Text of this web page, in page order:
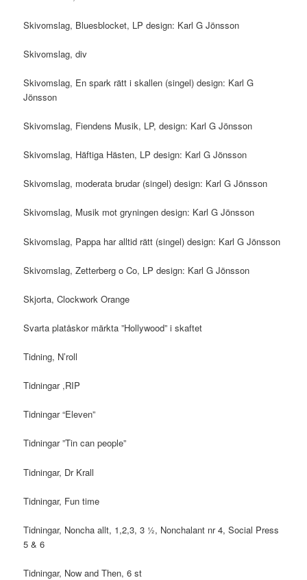
Skivomslag, Bluesblocket, LP design: Karl G Jönsson
Skivomslag, div
Skivomslag, En spark rätt i skallen (singel) design: Karl G
Jönsson
Skivomslag, Fiendens Musik, LP, design: Karl G Jönsson
Skivomslag, Häftiga Hästen, LP design: Karl G Jönsson
Skivomslag, moderata brudar (singel) design: Karl G Jönsson
Skivomslag, Musik mot gryningen design: Karl G Jönsson
Skivomslag, Pappa har alltid rätt (singel) design: Karl G Jönsson
Skivomslag, Zetterberg o Co, LP design: Karl G Jönsson
Skjorta, Clockwork Orange
Svarta platåskor märkta ”Hollywood” i skaftet
Tidning, N’roll
Tidningar ,RIP
Tidningar “Eleven”
Tidningar ”Tin can people”
Tidningar, Dr Krall
Tidningar, Fun time
Tidningar, Noncha allt, 1,2,3, 3 ½, Nonchalant nr 4, Social Press
5 & 6
Tidningar, Now and Then, 6 st